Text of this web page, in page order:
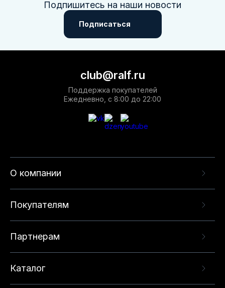
Подпишитесь на наши новости
Подписаться
О компании
Покупателям
Партнерам
Каталог
club@ralf.ru
Поддержка покупателей
Ежедневно, с 8:00 до 22:00